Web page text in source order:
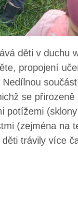
děti v duchu
propojení
se přirozeně
potížemi
(zejména na
trávily více